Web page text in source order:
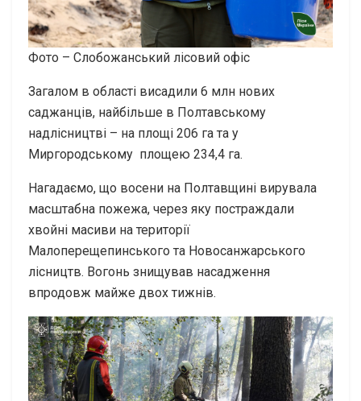
Фото – Слобожанський лісовий офіс
Загалом в області висадили 6 млн нових
саджанців, найбільше в Полтавському
надлісництві – на площі 206 га та у
Миргородському площею 234,4 га.
Нагадаємо, що восени на Полтавщині вирувала
масштабна пожежа, через яку постраждали
хвойні масиви на території
Малоперещепинського та Новосанжарського
лісництв. Вогонь знищував насадження
впродовж майже двох тижнів.